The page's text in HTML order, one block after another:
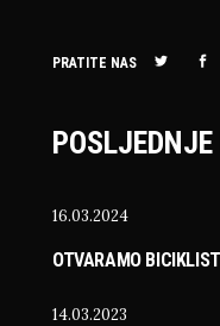
PRATITE NAS
16.03.2024
OTVARAMO
14.03.2023